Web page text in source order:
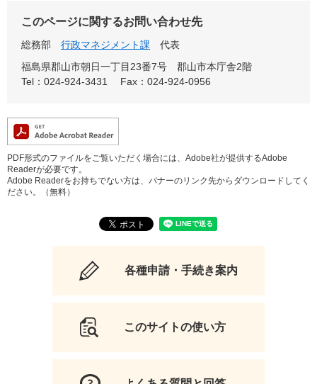
このページに関するお問い合わせ先
総務部 行政マネジメント課
代表
福島県郡山市朝日一丁目23番7号 郡山市本庁舎2階
Tel：024-924-3431
Fax：024-924-0956
PDF形式のファイルをご覧いただく場合には、Adobe社が提供するAdobe
Readerが必要です。
Adobe Readerをお持ちでない方は、バナーのリンク先からダウンロードしてく
ださい。（無料）
各種申請・手続き案内
このサイトの使い方